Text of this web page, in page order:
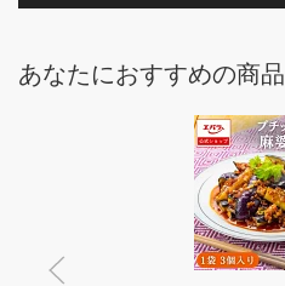
あなたにおすすめの商品